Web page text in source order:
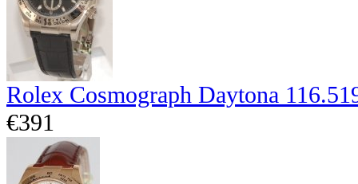
Rolex Cosmograph Daytona
€391